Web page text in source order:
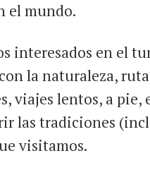
el mundo.
interesados en el
la naturaleza,
viajes lentos, a
las tradiciones
visitamos.